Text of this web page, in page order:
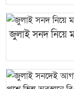
জুলাই সনদ নিয়ে